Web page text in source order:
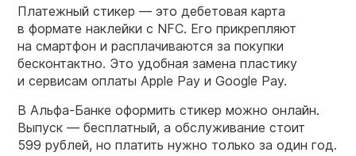
Платежный стикер — это дебетовая карта
в формате наклейки с NFC. Его прикрепляют
на смартфон и расплачиваются за покупки
бесконтактно. Это удобная замена пластику
и сервисам оплаты Apple Pay и Google Pay.
В Альфа-Банке оформить стикер можно онлайн.
Выпуск — бесплатный, а обслуживание стоит
599 рублей, но платить нужно только за один год.